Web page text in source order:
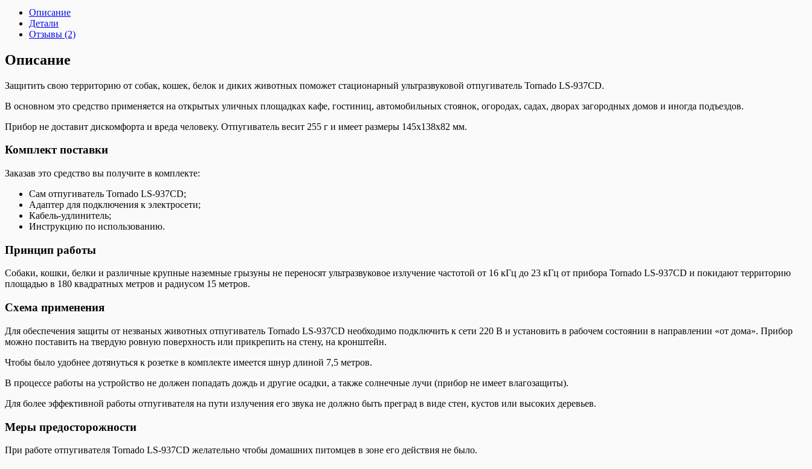
Описание
Детали
Отзывы (2)
Описание
Защитить свою территорию от собак, кошек, белок и диких животных поможет стационарный ультразвуковой отпугиватель Tornado LS-937CD.
В основном это средство применяется на открытых уличных площадках кафе, гостиниц, автомобильных стоянок, огородах, садах, дворах загородных домов и иногда подъездов.
Прибор не доставит дискомфорта и вреда человеку. Отпугиватель весит 255 г и имеет размеры 145х138х82 мм.
Комплект поставки
Заказав это средство вы получите в комплекте:
Сам отпугиватель Tornado LS-937CD;
Адаптер для подключения к электросети;
Кабель-удлинитель;
Инструкцию по использованию.
Принцип работы
Собаки, кошки, белки и различные крупные наземные грызуны не переносят ультразвуковое излучение частотой от 16 кГц до 23 кГц от прибора Tornado LS-937CD и покидают территорию
площадью в 180 квадратных метров и радиусом 15 метров.
Схема применения
Для обеспечения защиты от незваных животных отпугиватель Tornado LS-937CD необходимо подключить к сети 220 В и установить в рабочем состоянии в направлении «от дома». Прибор
можно поставить на твердую ровную поверхность или прикрепить на стену, на кронштейн.
Чтобы было удобнее дотянуться к розетке в комплекте имеется шнур длиной 7,5 метров.
В процессе работы на устройство не должен попадать дождь и другие осадки, а также солнечные лучи (прибор не имеет влагозащиты).
Для более эффективной работы отпугивателя на пути излучения его звука не должно быть преград в виде стен, кустов или высоких деревьев.
Меры предосторожности
При работе отпугивателя Tornado LS-937CD желательно чтобы домашних питомцев в зоне его действия не было.